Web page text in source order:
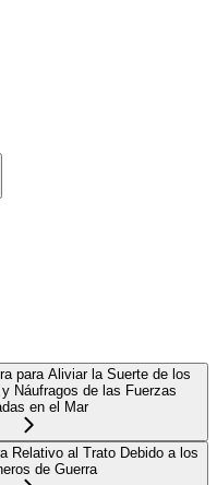
para Aliviar la Suerte de los
Náufragos de las Fuerzas
en el Mar
Relativo al Trato Debido a los
de Guerra